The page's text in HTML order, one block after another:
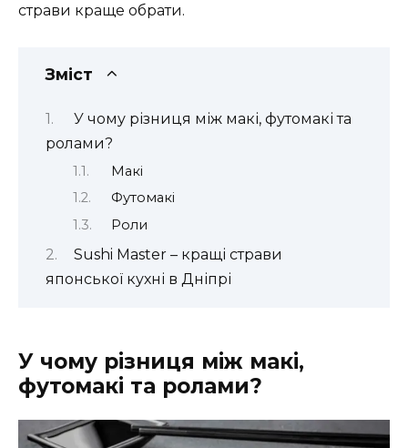
страви краще обрати.
Зміст
У чому різниця між макі, футомакі та
ролами?
Макі
Футомакі
Роли
Sushi Master – кращі страви
японської кухні в Дніпрі
У чому різниця між макі,
футомакі та ролами?